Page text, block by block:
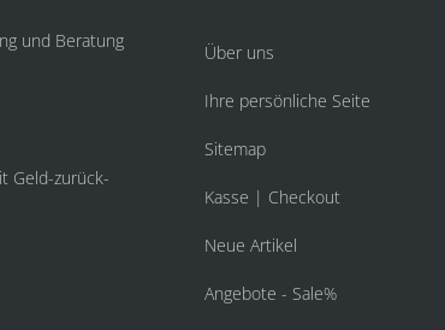
und Beratung
Geld-zurück-
Über uns
Ihre persönliche Seite
Sitemap
Kasse | Checkout
Neue Artikel
Angebote - Sale%